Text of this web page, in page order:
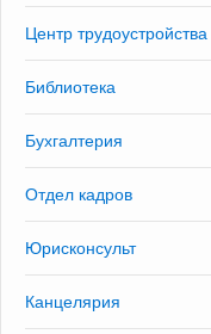
Центр трудоустройства
Библиотека
Бухгалтерия
Отдел кадров
Юрисконсульт
Канцелярия